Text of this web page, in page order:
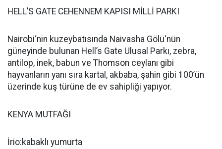
HELL’S GATE CEHENNEM KAPISI MİLLİ PARKI
Nairobi‘nin kuzeybatısında Naivasha Gölü‘nün
güneyinde bulunan Hell’s Gate Ulusal Parkı, zebra,
antilop, inek, babun ve Thomson ceylanı gibi
hayvanların yanı sıra kartal, akbaba, şahin gibi 100’ün
üzerinde kuş türüne de ev sahipliği yapıyor.
KENYA MUTFAĞI
İrio:kabaklı yumurta